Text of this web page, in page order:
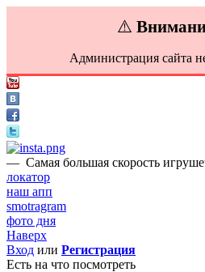
⚠️
Администрация сайта
— Самая большая скорость
локатор
наш апп
smotragram
фото дня
Наверх
Вход или Регистрация
Есть на что посмотреть